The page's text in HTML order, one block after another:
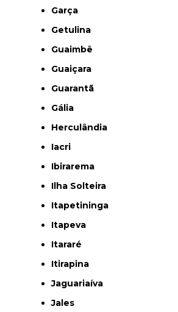
Garça
Getulina
Guaimbê
Guaiçara
Guarantã
Gália
Herculândia
Iacri
Ibirarema
Ilha Solteira
Itapetininga
Itapeva
Itararé
Itirapina
Jaguariaíva
Jales